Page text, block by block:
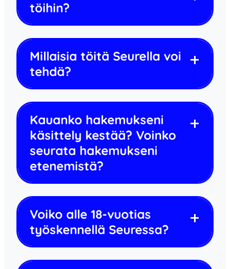
töihin?
Millaisia töitä Seurella voi
tehdä?
Kauanko hakemukseni
käsittely kestää? Voinko
seurata hakemukseni
etenemistä?
Voiko alle 18-vuotias
työskennellä Seuressa?